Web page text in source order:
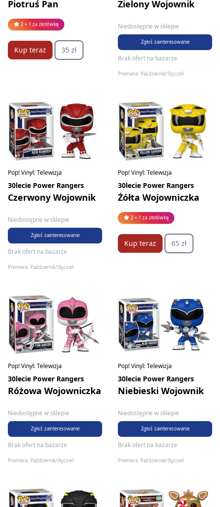
Piotruś Pan
2 + 1 za złotówkę
Kup teraz 35 zł
Zielony Wojownik
Niedostępne w sklepie
Zgłoś zainteresowanie
Brak ofert na bazarze
Premiera: Październik/Styczeń
Pop! Vinyl: Telewizja
30lecie Power Rangers
Czerwony Wojownik
Niedostępne w sklepie
Zgłoś zainteresowanie
Brak ofert na bazarze
Premiera: Październik/Styczeń
Pop! Vinyl: Telewizja
30lecie Power Rangers
Żółta Wojowniczka
2 + 1 za złotówkę
Kup teraz 65 zł
Pop! Vinyl: Telewizja
30lecie Power Rangers
Różowa Wojowniczka
Niedostępne w sklepie
Zgłoś zainteresowanie
Brak ofert na bazarze
Premiera: Październik/Styczeń
Pop! Vinyl: Telewizja
30lecie Power Rangers
Niebieski Wojownik
Niedostępne w sklepie
Zgłoś zainteresowanie
Brak ofert na bazarze
Premiera: Październik/Styczeń